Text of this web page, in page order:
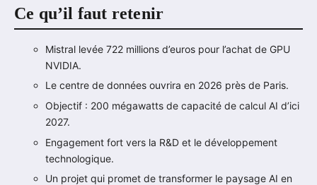
Ce qu’il faut retenir
Mistral levée 722 millions d’euros pour l’achat de GPU
NVIDIA.
Le centre de données ouvrira en 2026 près de Paris.
Objectif : 200 mégawatts de capacité de calcul AI d’ici
2027.
Engagement fort vers la R&D et le développement
technologique.
Un projet qui promet de transformer le paysage AI en